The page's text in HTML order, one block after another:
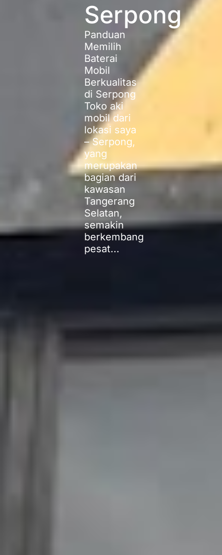
Serpong
Panduan
Memilih
Baterai
Mobil
Berkualitas
di Serpong
Toko aki
mobil dari
lokasi saya
– Serpong,
yang
merupakan
bagian dari
kawasan
Tangerang
Selatan,
semakin
berkembang
pesat...